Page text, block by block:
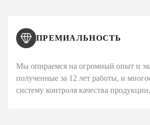
ПРЕМИАЛЬНОСТЬ
Мы опираемся на огромный опыт и
полученные за 12 лет работы, и
систему контроля качества продукции.